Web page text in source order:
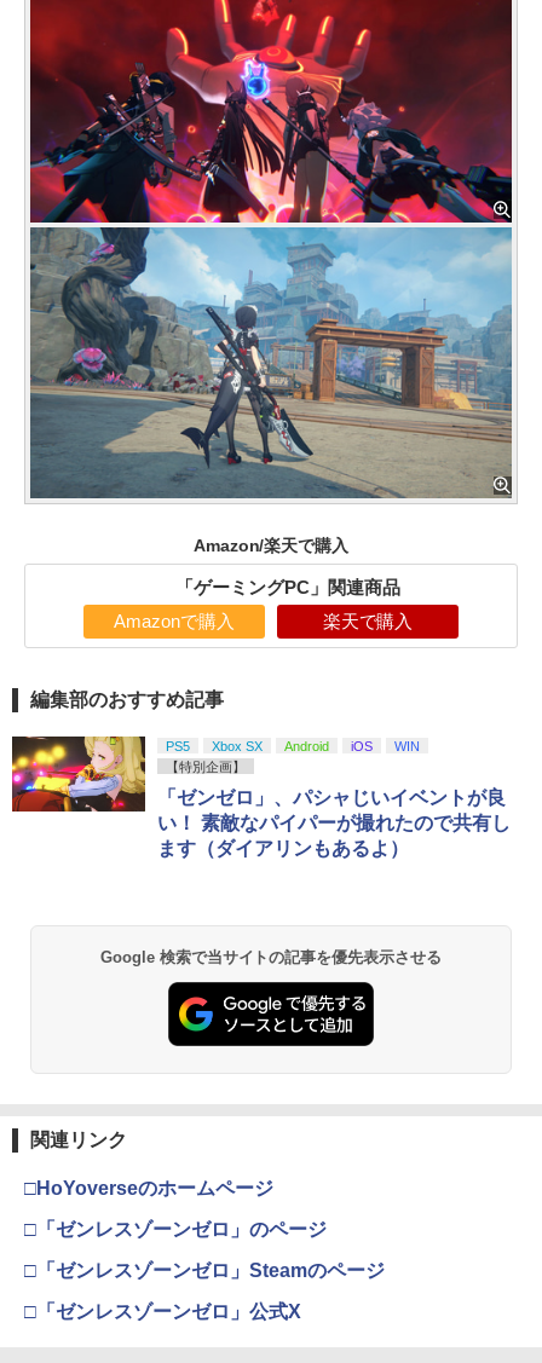
Amazon/楽天で購入
「ゲーミングPC」関連商品
Amazonで購入 楽天で購入
編集部のおすすめ記事
PS5 Xbox SX Android iOS
WIN
【特別企画】
「ゼンゼロ」、パシャじいイベントが良
い！ 素敵なパイパーが撮れたので共有し
ます（ダイアリンもあるよ）
Google 検索で当サイトの記事を優先表示させる
関連リンク
□HoYoverseのホームページ
□「ゼンレスゾーンゼロ」のページ
□「ゼンレスゾーンゼロ」Steamのページ
□「ゼンレスゾーンゼロ」公式X